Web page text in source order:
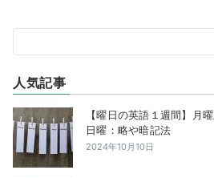
人気記事
【曜日の英語１週間】
日曜：略や暗記法
2024年10月10日